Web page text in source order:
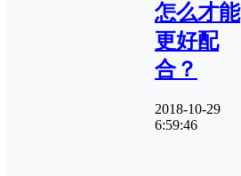
怎么才能
更好配
合？
2018-10-29
6:59:46